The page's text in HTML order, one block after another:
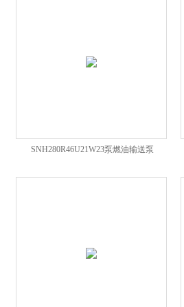
SNH280R46U21W23泵燃油输送泵